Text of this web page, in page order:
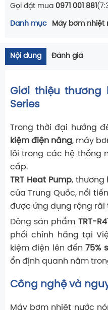
Gọi đặt mua 0971 001 881
Danh mục Máy bơm nhiệt
Nội dung Đánh giá
Giới thiệu thương
Series
Trong thời đại hướng
kiệm điện năng, máy
lõi trong các hệ thống
cấp.
TRT Heat Pump, thương
của Trung Quốc, nổi
được ứng dụng rộng rãi
Dòng sản phẩm TRT-
phối chính hãng tại
kiệm điện lên đến75%
ổn định quanh năm
Công nghệ và
Máy bơm nhiệt nước